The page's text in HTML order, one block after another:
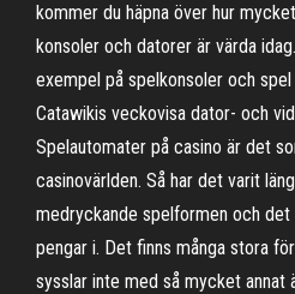
kommer du häpna över hur
konsoler och datorer är värda
exempel på spelkonsoler och
Catawikis veckovisa dator- och
Spelautomater på casino är det
casinovärlden. Så har det varit
medryckande spelformen och
pengar i. Det finns många stora
sysslar inte med så mycket annat